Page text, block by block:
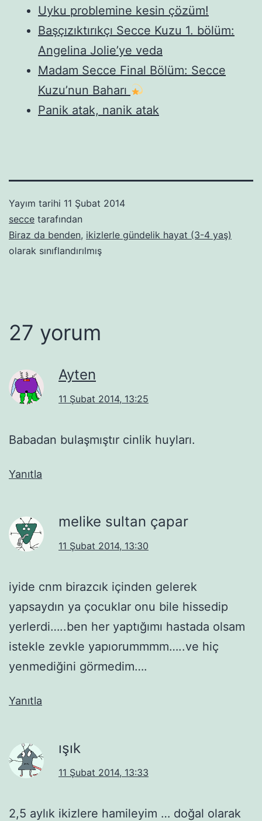
Uyku problemine kesin çözüm!
Başçızıktırıkçı Secce Kuzu 1. bölüm:
Angelina Jolie’ye veda
Madam Secce Final Bölüm: Secce
Kuzu’nun Baharı
Panik atak, nanik atak
Yayım tarihi 11 Şubat 2014
secce tarafından
Biraz da benden, ikizlerle gündelik hayat (3-4 yaş)
olarak sınıflandırılmış
27 yorum
Ayten
11 Şubat 2014, 13:25
Babadan bulaşmıştır cinlik huyları.
Yanıtla
melike sultan çapar
11 Şubat 2014, 13:30
iyide cnm birazcık içinden gelerek
yapsaydın ya çocuklar onu bile hissedip
yerlerdi…..ben her yaptığımı hastada olsam
istekle zevkle yapıorummmm…..ve hiç
yenmediğini görmedim….
Yanıtla
ışık
11 Şubat 2014, 13:33
2,5 aylık ikizlere hamileyim … doğal olarak